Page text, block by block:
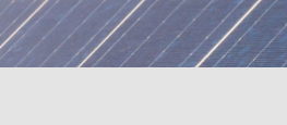
Karriere